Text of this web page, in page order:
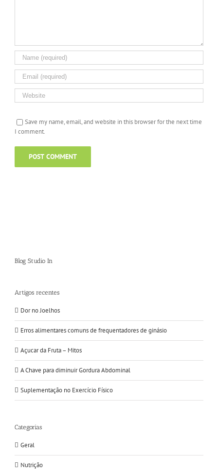
Save my name, email, and website in this browser for the next time
I comment.
Blog Studio In
Artigos recentes
Dor no Joelhos
Erros alimentares comuns de frequentadores de ginásio
Açucar da Fruta – Mitos
A Chave para diminuir Gordura Abdominal
Suplementação no Exercício Físico
Categorias
Geral
Nutrição